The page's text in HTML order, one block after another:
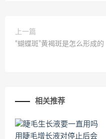
上一篇
“蝴蝶斑”黄褐斑是怎么形成的
相关推荐